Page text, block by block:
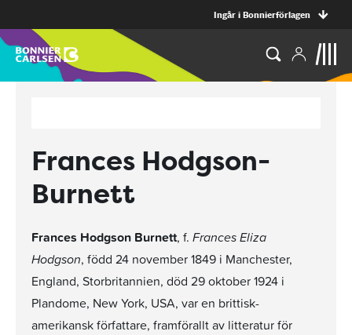
Ingår i Bonnierförlagen
Frances Hodgson-
Burnett
Frances Hodgson Burnett, f. Frances Eliza
Hodgson, född 24 november 1849 i Manchester,
England, Storbritannien, död 29 oktober 1924 i
Plandome, New York, USA, var en brittisk-
amerikansk författare, framförallt av litteratur för